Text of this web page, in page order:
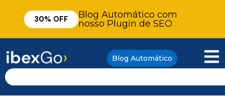
30% OFF
Blog Automático com
nosso Plugin de SEO
Blog Automático